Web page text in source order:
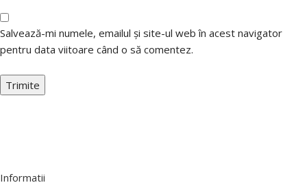
Salvează-mi numele, emailul și site-ul web în acest navigator
pentru data viitoare când o să comentez.
Informatii